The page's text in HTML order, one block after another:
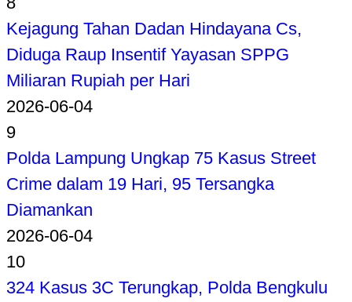
Kejagung Tahan Dadan Hindayana Cs,
Diduga Raup Insentif Yayasan SPPG
Miliaran Rupiah per Hari
2026-06-04
9
Polda Lampung Ungkap 75 Kasus Street
Crime dalam 19 Hari, 95 Tersangka
Diamankan
2026-06-04
10
324 Kasus 3C Terungkap, Polda Bengkulu